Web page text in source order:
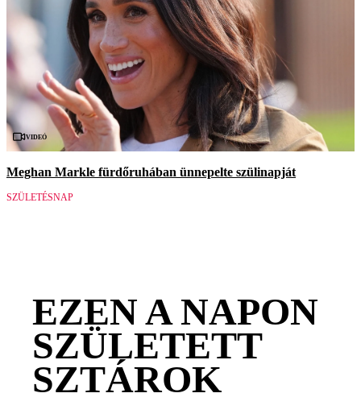
Videó
Meghan Markle fürdőruhában ünnepelte szülinapját
SZÜLETÉSNAP
EZEN A NAPON
SZÜLETETT
SZTÁROK